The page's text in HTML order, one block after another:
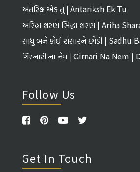
અંતરિક્ષ એક તું | Antariksh Ek Tu
અરિહા શરણં સિદ્ધા શરણં | Ariha
Sharanam
સાધુ બને કોઈ સંસારને છોડી | Sadhu
Ne Chhodi
ગિરનારી ના નેમ | Girnari Na Nem |
Follow Us
Get In Touch